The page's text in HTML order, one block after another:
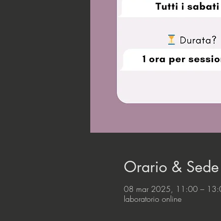
Orario & Sede
08 mar 2025, 11:00 –
laboratorio online